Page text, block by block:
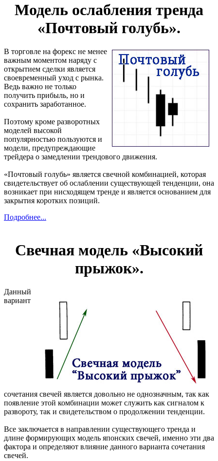
Модель ослабления тренда
«Почтовый голубь».
В торговле на форекс не менее
важным моментом наряду с
открытием сделки является
своевременный уход с рынка.
Ведь важно не только
получить прибыль, но и
сохранить заработанное.
Поэтому кроме разворотных
моделей высокой
популярностью пользуются и
модели, предупреждающие
трейдера о замедлении трендового движения.
«Почтовый голубь» является свечной комбинацией, которая
свидетельствует об ослаблении существующей тенденции, она
возникает при нисходящем тренде и является основанием для
закрытия коротких позиций.
Подробнее...
Свечная модель «Высокий
прыжок».
Данный
вариант
сочетания свечей является довольно не однозначным, так как
появление этой комбинации может служить как сигналом к
развороту, так и свидетельством о продолжении тенденции.
Все заключается в направлении существующего тренда и
длине формирующих модель японских свечей, именно эти два
фактора и определяют влияние данного варианта сочетания
свечей.